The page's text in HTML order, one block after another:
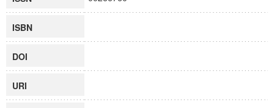
ISBN
DOI
URI